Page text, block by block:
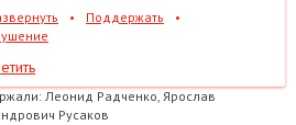
• Поддержать
•
Леонид Радченко, Ярослав
Русаков